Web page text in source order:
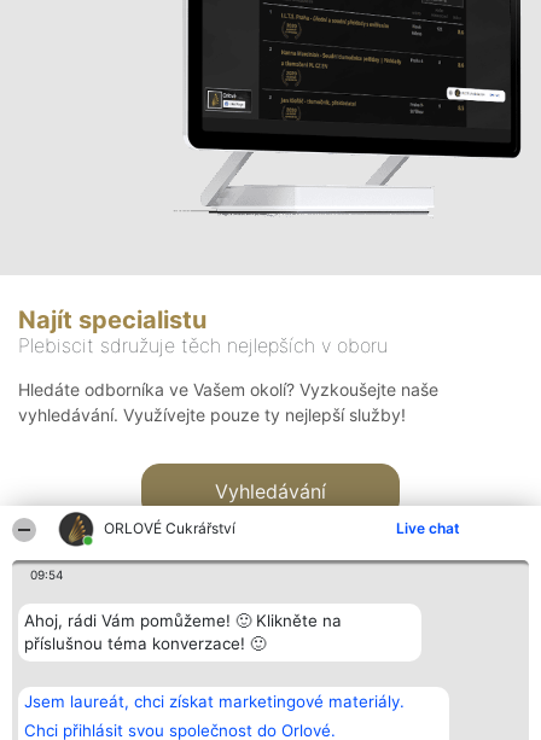
ORLOVÉ Cukrářství Live chat
09:54
Ahoj, rádi Vám pomůžeme! 🙂 Klikněte na
příslušnou téma konverzace! 🙂
Jsem laureát, chci získat marketingové materiály.
Chci přihlásit svou společnost do Orlové.
Najít specialistu
Plebiscit sdružuje těch nejlepších v oboru
Hledáte odborníka ve Vašem okolí? Vyzkoušejte naše
vyhledávání. Využívejte pouze ty nejlepší služby!
Vyhledávání
Bright Side Solutions sp. z o.
o. sp. k.
ul. Ruska 22
Vítězové
Seznam všech
laureátů
Kontakt